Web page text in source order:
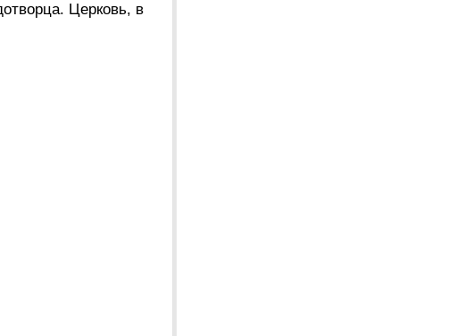
Церковь, в